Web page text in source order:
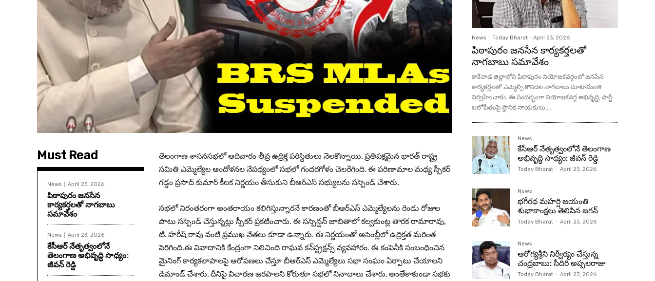
Must Read
News April 23, 2026
పిఠాపురం జనసేన
కార్యకర్తలతో నాగబాబు
సమావేశం
News April 23, 2026
కేసీఆర్ నేతృత్వంలోనే
తెలంగాణ అభివృద్ధి సాధ్యం:
జీవన్ రెడ్డి
తెలంగాణ శాసనసభలో ఆదివారం తీవ్ర ఉద్రిక్త పరిస్థితులు నెలకొన్నాయి. ప్రతిపక్షమైన భారత్ రాష్ట్ర
సమితి ఎమ్మెల్యేల ఆందోళనల నేపథ్యంలో సభలో గందరగోళం చెలరేగింది. ఈ పరిణామాల మధ్య స్పీకర్
గడ్డం ప్రసాద్ కుమార్ కీలక నిర్ణయం తీసుకుని బీఆర్‌ఎస్ సభ్యులను సస్పెండ్ చేశారు.
సభలో నిరంతరంగా అంతరాయం కలిగిస్తున్నారనే కారణంతో బీఆర్‌ఎస్ ఎమ్మెల్యేలను రెండు రోజుల
పాటు సస్పెండ్ చేస్తున్నట్లు స్పీకర్ ప్రకటించారు. ఈ సస్పెన్షన్ జాబితాలో కల్వకుంట్ల తారక రామారావు,
టి. హరీష్ రావు వంటి ప్రముఖ నేతలు కూడా ఉన్నారు. ఈ నిర్ణయంతో అసెంబ్లీలో ఉద్రిక్తత మరింత
పెరిగింది.ఈ వివాదానికి కేంద్రంగా నిలిచింది రాఘవ కన్‌స్ట్రక్షన్స్ వ్యవహారం. ఈ కంపెనీకి సంబంధించిన
మైనింగ్ కార్యకలాపాలపై ఆరోపణలు చేస్తూ బీఆర్‌ఎస్ ఎమ్మెల్యేలు సభా సంఘం ఏర్పాటు చేయాలని
డిమాండ్ చేశారు. దీనిపై విచారణ జరపాలని కోరుతూ సభలో నినాదాలు చేశారు. అంతేకాకుండా సభకు
News Today Bharat - April 23, 2026
పిఠాపురం జనసేన కార్యకర్తలతో
నాగబాబు సమావేశం
కాకినాడ జిల్లాలోని పిఠాపురం నియోజకవర్గంలో జనసేన
కార్యకర్తలతో ఎమ్మెల్సీ కొనిదెల నాగబాబు మాటామంతి
నిర్వహించారు. ఈ సందర్భంగా నియోజకవర్గ అభివృద్ధి, పార్టీ
బలోపేతంపై స్థానిక నాయకులు,...
News
కేసీఆర్ నేతృత్వంలోనే తెలంగాణ
అభివృద్ధి సాధ్యం: జీవన్ రెడ్డి
Today Bharat - April 23, 2026
News
భగీరథ మహర్షి జయంతి
శుభాకాంక్షలు తెలిపిన జగన్‌
Today Bharat - April 23, 2026
News
ఆరోగ్యశ్రీని నిర్వీర్యం చేస్తున్న
చంద్రబాబు: సీదిరి అప్పలరాజు
Today Bharat - April 23, 2026